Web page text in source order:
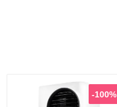
-100%